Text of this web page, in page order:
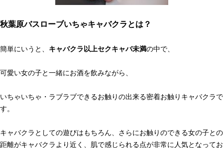
秋葉原バスローブいちゃキャバクラとは？
簡単にいうと、 キャバクラ以上セクキャバ未満の中で、
可愛い女の子と一緒にお酒を飲みながら、
いちゃいちゃ・ラブラブできるお触りの出来る密着お触りキャバクラで
す。
キャバクラとしての遊びはもちろん、さらにお触りのできる女の子との
距離がキャバクラより近く、肌で感じられる点が非常に人気となってお